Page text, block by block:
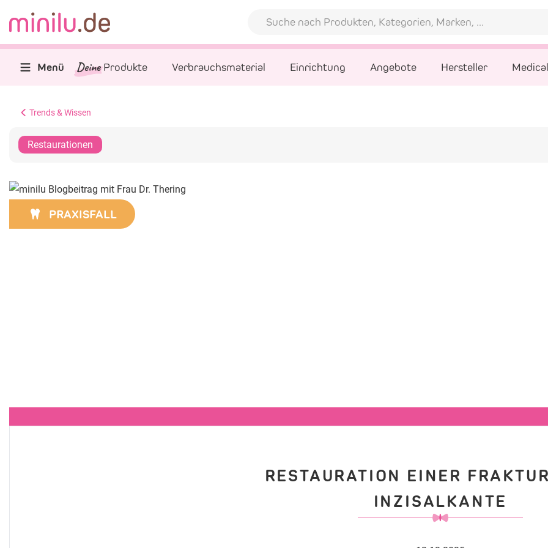
Menü Deine Produkte Verbrauchsmaterial Einrichtung Angebote Hersteller
Trends & Wissen
Restaurationen
PRAXISFALL
RESTAURATION EINER
INZISALKANTE